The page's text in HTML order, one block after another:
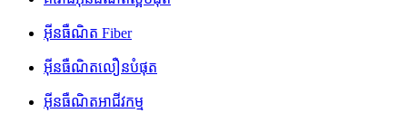
អ៊ីនធឺណិត Fiber
អ៊ីនធឺណិតលឿនបំផុត
អ៊ីនធឺណិតអាជីវកម្ម